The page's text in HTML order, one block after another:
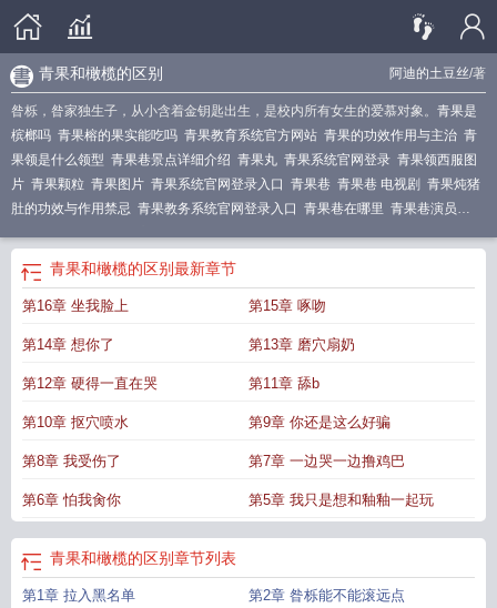
阿迪的土豆丝/著
青果和橄榄的区别
昝栎，昝家独生子，从小含着金钥匙出生，是校内所有女生的爱慕对象。 青果是
槟榔吗 青果榕的果实能吃吗 青果教育系统官方网站 青果的功效作用与主治 青
果领是什么领型 青果巷景点详细介绍 青果丸 青果系统官网登录 青果领西服图
片 青果颗粒 青果图片 青果系统官网登录入口 青果巷 青果巷 电视剧 青果炖猪
肚的功效与作用禁忌 青果教务系统官网登录入口 青果巷在哪里 青果巷演员
的功效与作用 青果的别名 青果领毛衣领子的织法
统 青果是橄榄果吗
园青果的作用与功效 青果颗粒的功效与作用青果片
果和橄榄的区别
青果和橄榄的区别最新章节
第16章 坐我脸上 第15章 啄吻
第14章 想你了 第13章 磨穴扇奶
第12章 硬得一直在哭 第11章 舔b
第10章 抠穴喷水 第9章 你还是这么好骗
第8章 我受伤了 第7章 一边哭一边撸鸡巴
第6章 怕我肏你 第5章 我只是想和釉釉一起玩
青果和橄榄的区别章节列表
第1章 拉入黑名单 第2章 昝栎能不能滚远点